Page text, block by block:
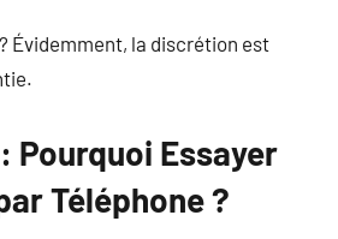
Évidemment, la discrétion est
Pourquoi Essayer
Téléphone ?